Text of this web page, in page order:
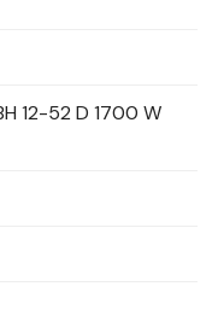
12-52 D 1700 W